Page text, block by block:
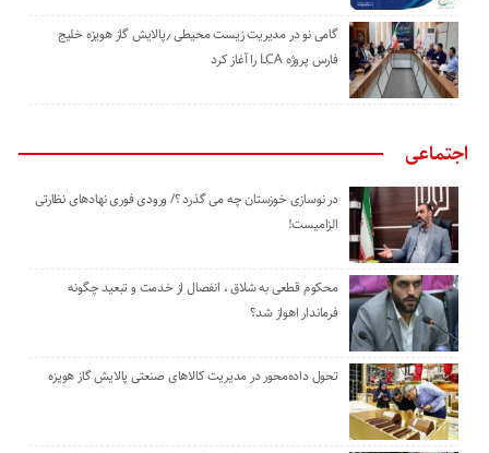
گامی نو در مدیریت زیست ‌محیطی ٫پالایش گاز هویزه خلیج
‌فارس پروژه LCA را آغاز کرد
اجتماعی
در نوسازی خوزستان چه می گذرد ؟/ ورودی فوری نهادهای نظارتی
الزامیست!
محکوم قطعی به شلاق ، انفصال از خدمت و تبعید چگونه
فرماندار اهواز شد؟
تحول داده‌محور در مدیریت کالاهای صنعتی پالایش گاز هویزه